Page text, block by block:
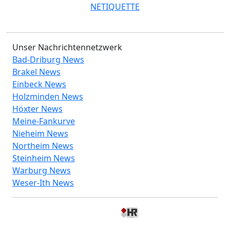
NETIQUETTE
Unser Nachrichtennetzwerk
Bad-Driburg News
Brakel News
Einbeck News
Holzminden News
Höxter News
Meine-Fankurve
Nieheim News
Northeim News
Steinheim News
Warburg News
Weser-Ith News